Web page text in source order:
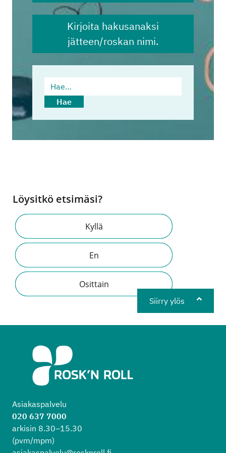
Kirjoita hakusanaksi
jätteen/roskan nimi.
Hae…
Hae
Löysitkö etsimäsi?
Kyllä
En
Osittain
Siirry ylös
Asiakaspalvelu
020 637 7000
arkisin 8.30–15.30
(pvm/mpm)